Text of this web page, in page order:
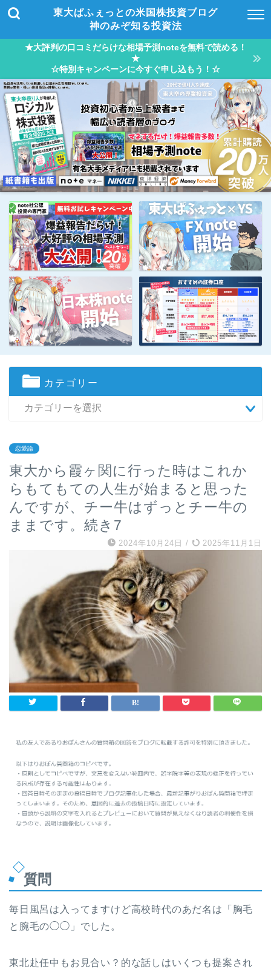
東大ぱふぇっとの米国株投資ブログ
神のみぞ知る投資法
★大評判の口コミだらけな相場予測noteを無料で読める！
★
☆特別キャンペーンに今すぐ申し込もう！☆
カテゴリー
恋愛論
東大から霞ヶ関に行った時はこれか
らもてもての人生が始まると思った
んですが、チー牛はずっとチー牛の
ままです。続き7
2024年10月24日 / 2025年11月1日
質問
毎日風呂は入ってますけど高校時代のあだ名は「胸毛
と腕毛の◯◯」でした。
東北赴任中もお見合い？的な話しはいくつも提案され